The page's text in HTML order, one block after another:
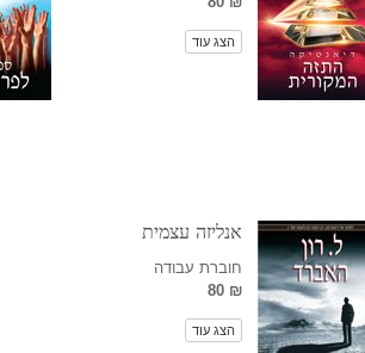
הצג עוד
אנליזה עצמית
חוברת עבודה
₪ 80
הצג עוד